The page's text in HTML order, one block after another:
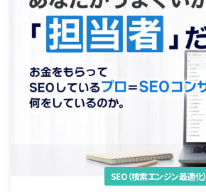
SEO（検索エンジン最適化）